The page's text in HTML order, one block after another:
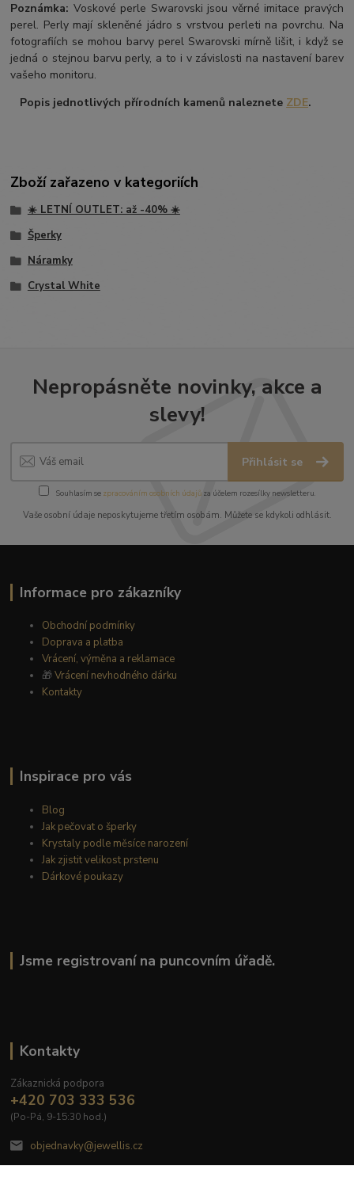
Poznámka: Voskové perle Swarovski jsou věrné imitace pravých
perel. Perly mají skleněné jádro s vrstvou perleti na povrchu. Na
fotografiích se mohou barvy perel Swarovski mírně lišit, i když se
jedná o stejnou barvu perly, a to i v závislosti na nastavení barev
vašeho monitoru.
Popis jednotlivých přírodních kamenů naleznete ZDE.
Zboží zařazeno v kategoriích
☀️ LETNÍ OUTLET: až -40% ☀️
Šperky
Náramky
Crystal White
Nepropásněte novinky, akce a
slevy!
Přihlásit se
Souhlasím se zpracováním osobních údajůza účelem rozesílky newsletteru.
Vaše osobní údaje neposkytujeme třetím osobám. Můžete se kdykoli odhlásit.
Informace pro zákazníky
Obchodní podmínky
Doprava a platba
Vrácení, výměna a reklamace
🎁Vrácení nevhodného dárku
Kontakty
Inspirace pro vás
Blog
Jak pečovat o šperky
Krystaly podle měsíce narození
Jak zjistit velikost prstenu
Dárkové poukazy
Jsme registrovaní na puncovním úřadě.
Kontakty
Zákaznická podpora
+420 703 333 536
(Po-Pá, 9-15:30 hod.)
objednavky@jewellis.cz